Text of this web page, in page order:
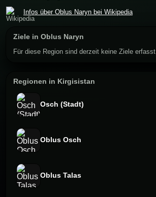
Infos über Oblus Naryn bei Wikipedia
Ziele in Oblus Naryn
Für diese Region sind derzeit keine Ziele erfasst.
Regionen in Kirgisistan
Osch (Stadt)
Oblus Osch
Oblus Talas